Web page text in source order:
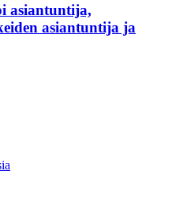
asiantuntija,
asiantuntija ja